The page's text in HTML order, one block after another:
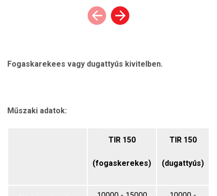
Fogaskarekees vagy dugattyús kivitelben.
Műszaki adatok:
TIR 150
(fogaskerekes)
TIR 150
(dugattyús)